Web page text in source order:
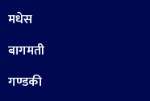
मधेस
बागमती
गण्डकी